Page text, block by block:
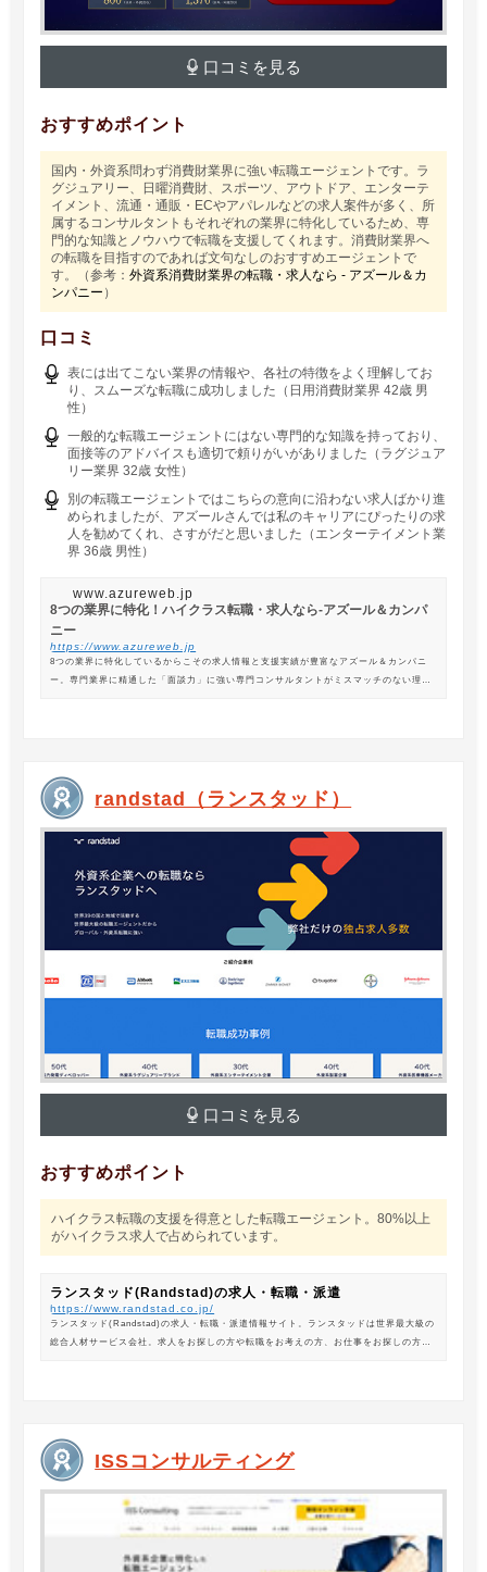
口コミを見る
おすすめポイント
国内・外資系問わず消費財業界に強い転職エージェントです。ラ
グジュアリー、日曜消費財、スポーツ、アウトドア、エンターテ
イメント、流通・通販・ECやアパレルなどの求人案件が多く、所
属するコンサルタントもそれぞれの業界に特化しているため、専
門的な知識とノウハウで転職を支援してくれます。消費財業界へ
の転職を目指すのであれば文句なしのおすすめエージェントで
す。（参考：外資系消費財業界の転職・求人なら - アズール＆カ
ンパニー ）
口コミ
表には出てこない業界の情報や、各社の特徴をよく理解してお
り、スムーズな転職に成功しました（日用消費財業界 42歳 男
性）
一般的な転職エージェントにはない専門的な知識を持っており、
面接等のアドバイスも適切で頼りがいがありました（ラグジュア
リー業界 32歳 女性）
別の転職エージェントではこちらの意向に沿わない求人ばかり進
められましたが、アズールさんでは私のキャリアにぴったりの求
人を勧めてくれ、さすがだと思いました（エンターテイメント業
界 36歳 男性）
www.azureweb.jp
8つの業界に特化！ハイクラス転職・求人なら-アズール＆カンパ
ニー
https://www.azureweb.jp
8つの業界に特化しているからこその求人情報と支援実績が豊富なアズール＆カンパニ
ー。専門業界に精通した「面談力」に強い専門コンサルタントがミスマッチのない理想
randstad（ランスタッド）
口コミを見る
おすすめポイント
ハイクラス転職の支援を得意とした転職エージェント。80%以上
がハイクラス求人で占められています。
ランスタッド(Randstad)の求人・転職・派遣
https://www.randstad.co.jp/
ランスタッド(Randstad)の求人・転職・派遣情報サイト。ランスタッドは世界最大級の
総合人材サービス会社。求人をお探しの方や転職をお考えの方、お仕事をお探しの方に
ISSコンサルティング